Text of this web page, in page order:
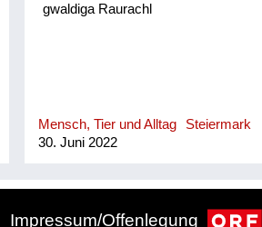
gwaldiga Raurachl
Mensch, Tier und Alltag
Steiermark
30. Juni 2022
Impressum/Offenlegung